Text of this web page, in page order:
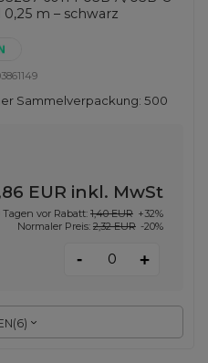
0,25 m – schwarz
Sammelverpackung:500
(6)
EUR inkl. MwSt
vor Rabatt: 1,40 EUR +32%
Normaler Preis: 2,32 EUR -20%
- +